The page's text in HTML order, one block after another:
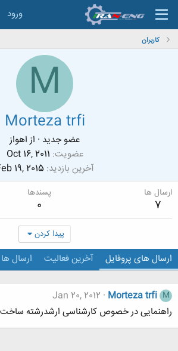
ورود
کاربران
M
Morteza trfi
عضو جدید · از اهواز
عضویت Oct 16, 2011
آخرین بازدید 19, 2015
ارسال ها
7
پسندها
0
پیدا کردن
ارسال های پروفایل آخرین فعالیت ارسال ها
M
Morteza trfi
Jan 20, 2012
راهنمایی در خصوص کارشناسی ارشدرشته ساخت